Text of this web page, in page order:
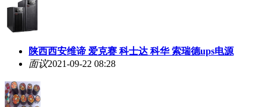
陕西西安维谛 爱克赛 科士达 科华 索瑞德ups电源
面议2021-09-22 08:28